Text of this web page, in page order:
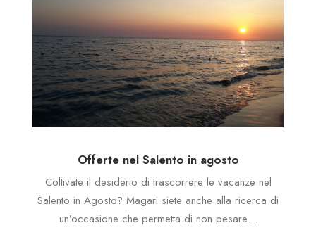
Offerte nel Salento in agosto
Coltivate il desiderio di trascorrere le vacanze nel
Salento in Agosto? Magari siete anche alla ricerca di
un’occasione che permetta di non pesare…